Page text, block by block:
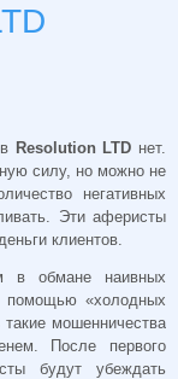
Resolution LTD нет.
силу, но можно не
негативных
Эти аферисты
клиентов.
в обмане наивных
«холодных
мошенничества
После первого
будут убеждать